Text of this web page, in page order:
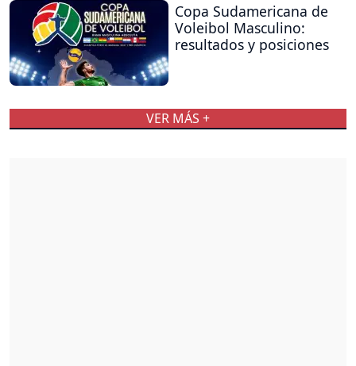
Copa Sudamericana de
Voleibol Masculino:
resultados y posiciones
VER MÁS +